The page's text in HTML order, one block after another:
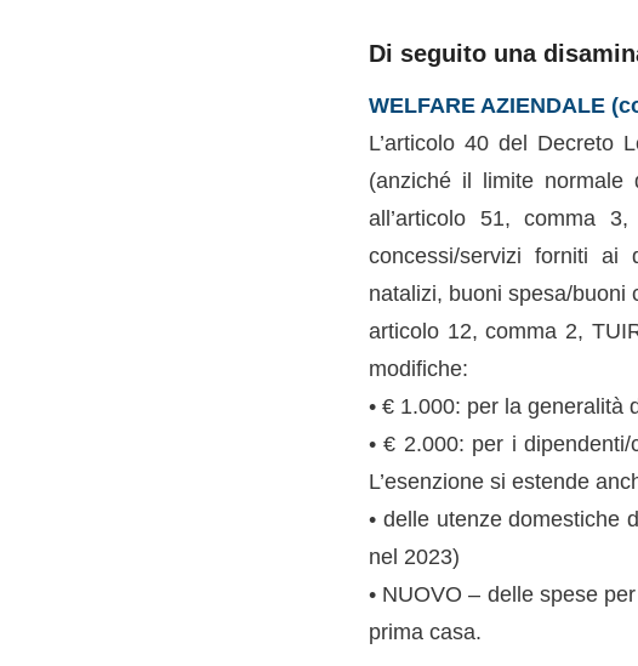
Di seguito una
WELFARE AZIENDALE
L’articolo 40 del Decreto
(anziché il limite
all’articolo 51, comma
concessi/servizi forniti ai
natalizi, buoni spesa/buoni
articolo 12, comma 2,
modifiche:
• € 1.000: per la generalità
• € 2.000: per i
L’esenzione si estende
• delle utenze domestiche
nel 2023)
• NUOVO – delle spese
prima casa.